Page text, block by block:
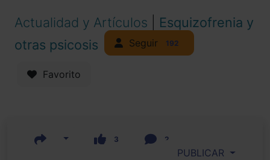
Actualidad y Artículos
Esquizofrenia y
otras psicosis
Seguir 192
Favorito
3 2
PUBLICAR